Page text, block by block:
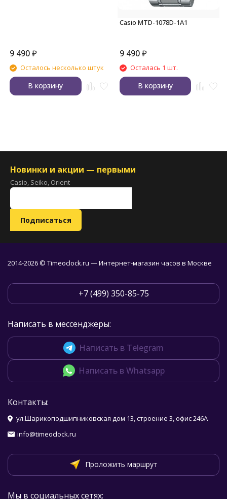
9 490₽
Осталось несколько штук
В корзину
Casio MTD-1078D-1A1
9 490 ₽
Осталась 1 шт.
В корзину
Новинки и акции — первыми
Casio, Seiko, Orient
2014-2026 © Timeoclock.ru — Интернет-магазин часов в Москве
+7 (499) 350-85-75
Написать в мессенджеры:
Написать в Telegram
Написать в Whatsapp
Контакты:
ул.Шарикоподшипниковская дом 13, строение 3, офис 246А
info@timeoclock.ru
Проложить маршрут
Мы в социальных сетях: